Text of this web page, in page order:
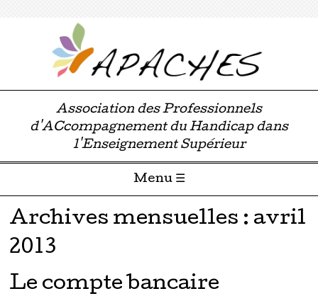
Association des Professionnels
d'ACcompagnement du Handicap dans
l'Enseignement Supérieur
Menu ☰
Passer directement au contenu
Archives mensuelles : avril
2013
Le compte bancaire